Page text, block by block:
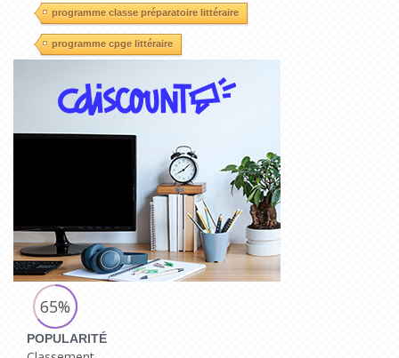
programme classe préparatoire littéraire
programme cpge littéraire
65%
POPULARITÉ